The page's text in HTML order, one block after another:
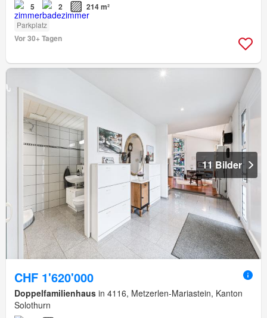
5 2 214 m²
Parkplatz
Vor 30+ Tagen
11 Bilder
CHF 1'620'000
Doppelfamilienhaus in 4116, Metzerlen-Mariastein, Kanton
Solothurn